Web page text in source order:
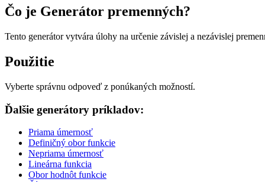
Čo je Generátor premenných?
Tento generátor vytvára úlohy na určenie závislej a nezávislej
Použitie
Vyberte správnu odpoveď z ponúkaných možností.
Ďalšie generátory príkladov:
Priama úmernosť
Definičný obor funkcie
Nepriama úmernosť
Lineárna funkcia
Obor hodnôt funkcie